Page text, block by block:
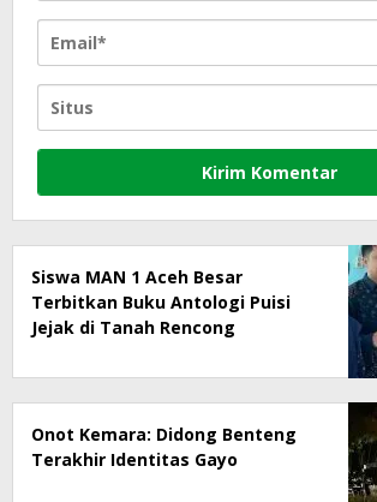
Siswa MAN 1 Aceh Besar
Terbitkan Buku Antologi Puisi
Jejak di Tanah Rencong
Onot Kemara: Didong Benteng
Terakhir Identitas Gayo